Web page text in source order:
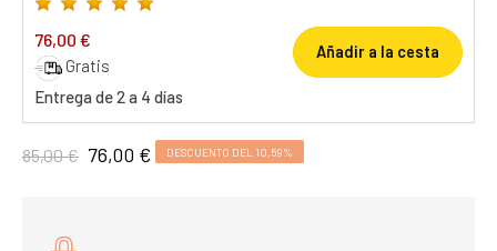
76,00 €
Gratis
Entrega de 2 a 4 días
Añadir a la cesta
85,00 € 76,00 € DESCUENTO DEL 10,59%